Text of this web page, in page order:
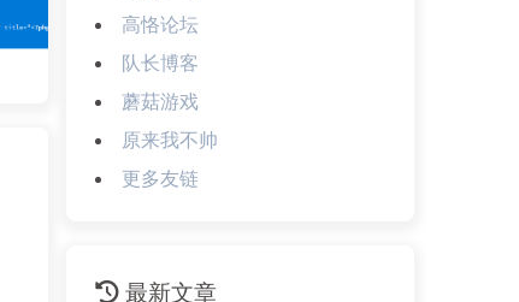
高恪论坛
队长博客
蘑菇游戏
原来我不帅
更多友链
最新文章